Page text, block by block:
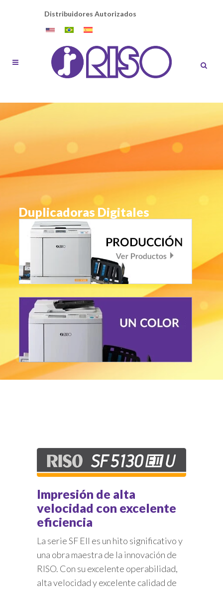
Distribuidores Autorizados
Duplicadoras Digitales
Impresión de alta
velocidad con excelente
eficiencia
La serie SF EII es un hito significativo y
una obra maestra de la innovación de
RISO. Con su excelente operabilidad,
alta velocidad y excelente calidad de